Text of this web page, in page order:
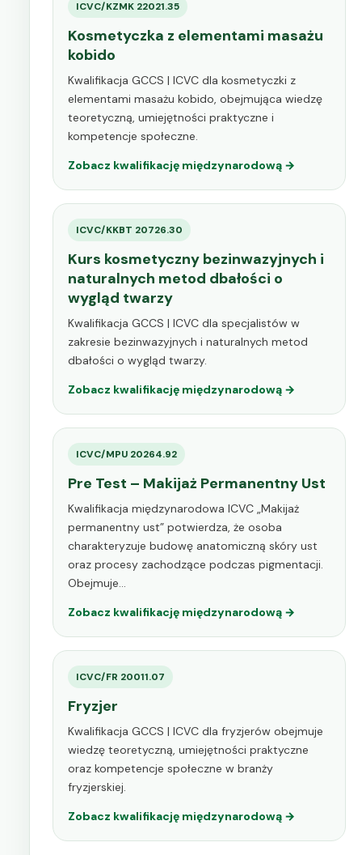
ICVC/KZMK 22021.35
Kosmetyczka z elementami masażu
kobido
Kwalifikacja GCCS | ICVC dla kosmetyczki z
elementami masażu kobido, obejmująca wiedzę
teoretyczną, umiejętności praktyczne i
kompetencje społeczne.
Zobacz kwalifikację międzynarodową →
ICVC/KKBT 20726.30
Kurs kosmetyczny bezinwazyjnych i
naturalnych metod dbałości o
wygląd twarzy
Kwalifikacja GCCS | ICVC dla specjalistów w
zakresie bezinwazyjnych i naturalnych metod
dbałości o wygląd twarzy.
Zobacz kwalifikację międzynarodową →
ICVC/MPU 20264.92
Pre Test – Makijaż Permanentny Ust
Kwalifikacja międzynarodowa ICVC „Makijaż
permanentny ust” potwierdza, że osoba
charakteryzuje budowę anatomiczną skóry ust
oraz procesy zachodzące podczas pigmentacji.
Obejmuje…
Zobacz kwalifikację międzynarodową →
ICVC/FR 20011.07
Fryzjer
Kwalifikacja GCCS | ICVC dla fryzjerów obejmuje
wiedzę teoretyczną, umiejętności praktyczne
oraz kompetencje społeczne w branży
fryzjerskiej.
Zobacz kwalifikację międzynarodową →